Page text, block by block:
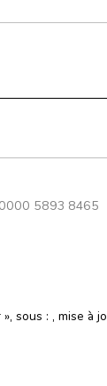
5893 8465
sous : , mise à